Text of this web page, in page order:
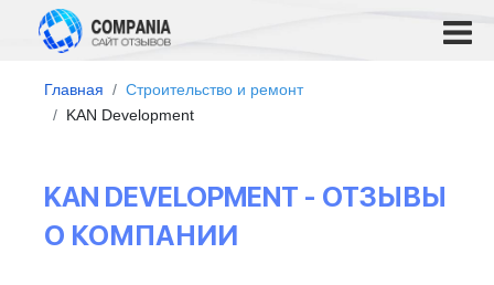
Главная
Строительство и ремонт
KAN Development
KAN DEVELOPMENT - ОТЗЫВЫ
О КОМПАНИИ